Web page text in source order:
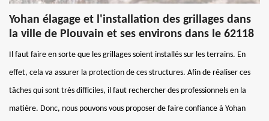
Yohan élagage et l'installation des grillages dans
la ville de Plouvain et ses environs dans le 62118
Il faut faire en sorte que les grillages soient installés sur les terrains. En
effet, cela va assurer la protection de ces structures. Afin de réaliser ces
tâches qui sont très difficiles, il faut rechercher des professionnels en la
matière. Donc, nous pouvons vous proposer de faire confiance à Yohan